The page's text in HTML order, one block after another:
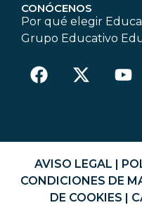
CONÓCENOS
Por qué elegir Educa
Grupo Educativo
AVISO LEGAL |
CONDICIONES DE
DE COOKIES |